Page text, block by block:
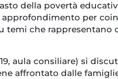
della povertà
per
temi che rappresentano
aula consiliare) si
affrontato dalle